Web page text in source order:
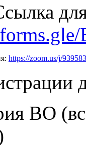
https://zoom.us/j/
ВО